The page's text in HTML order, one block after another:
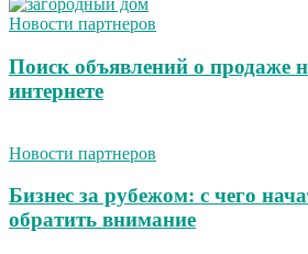
Новости партнеров
Поиск объявлений о продаже
интернете
Новости партнеров
Бизнес за рубежом: с чего
обратить внимание